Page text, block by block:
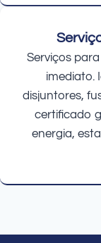
Serviços
imediato.
disjuntores,
certificado
energia,